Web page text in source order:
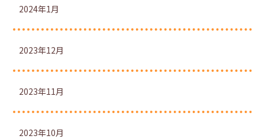
2024年1月
2023年12月
2023年11月
2023年10月